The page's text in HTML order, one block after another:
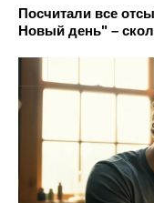
Посчитали все
Новый день" –